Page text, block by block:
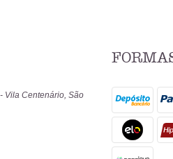
- Vila Centenário, São